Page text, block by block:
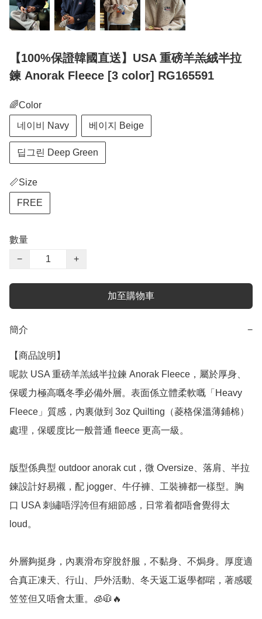
【100%保證韓國直送】USA 重磅羊羔絨半拉
鍊 Anorak Fleece [3 color] RG165591
🌈Color
네이비 Navy 베이지 Beige
딥그린 Deep Green
📏Size
FREE
數量
−
+
加至購物車
簡介 −
【商品說明】
呢款 USA 重磅羊羔絨半拉鍊 Anorak Fleece，屬於厚身、
保暖力極高嘅冬季必備外層。表面係立體柔軟嘅「Heavy
Fleece」質感，內裏做到 3oz Quilting（菱格保溫薄鋪棉）
處理，保暖度比一般普通 fleece 更高一級。
版型係典型 outdoor anorak cut，微 Oversize、落肩、半拉
鍊設計好易襯，配 jogger、牛仔褲、工裝褲都一樣型。胸
口 USA 刺繡唔浮誇但有細節感，日常着都唔會覺得太
loud。
外層夠挺身，內裏滑布穿脫舒服，不黏身、不焗身。厚度適
合真正凍天、行山、戶外活動、冬天返工返學都啱，著感暖
笠笠但又唔會太重。🧊🧥🔥